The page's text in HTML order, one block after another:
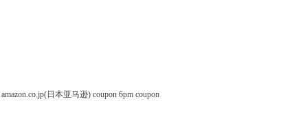
amazon.co.jp(日本亚马逊) coupon 6pm coupon